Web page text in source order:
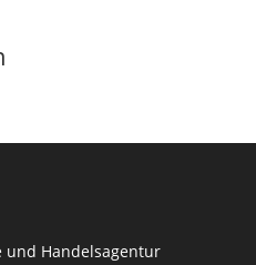
und Handelsagentur